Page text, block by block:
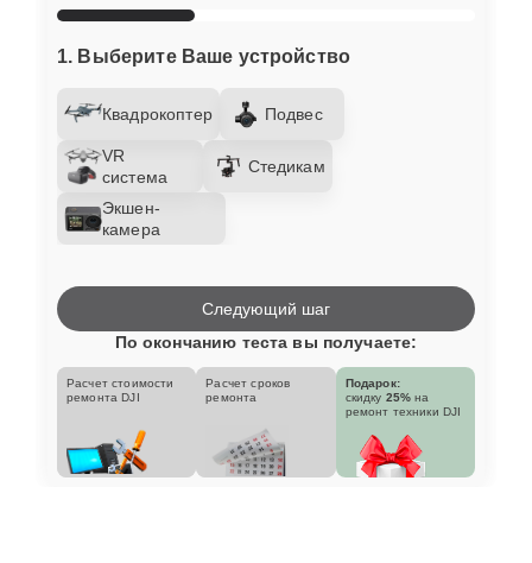
1. Выберите Ваше устройство
Квадрокоптер Подвес
VR
система
Стедикам
Экшен-
камера
Следующий шаг
По окончанию теста вы получаете:
Расчет стоимости
ремонта DJI
Расчет сроков
ремонта
Подарок:
скидку 25% на
ремонт техники DJI